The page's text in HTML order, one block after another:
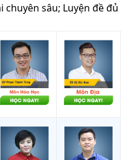
sâu; Luyện đề đủ